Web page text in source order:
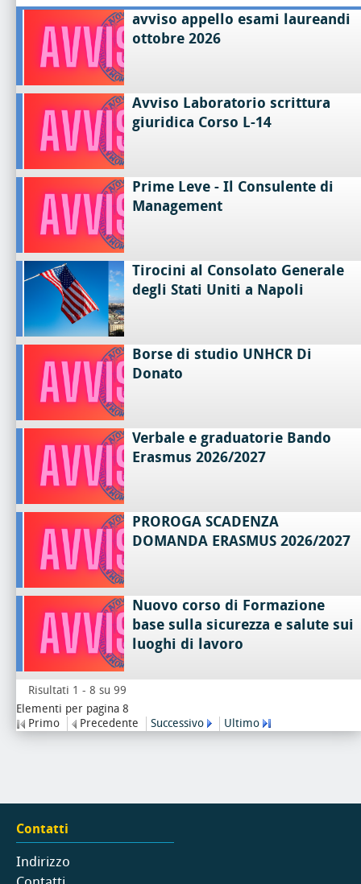
avviso appello esami laureandi
ottobre 2026
Avviso Laboratorio scrittura
giuridica Corso L-14
Prime Leve - Il Consulente di
Management
Tirocini al Consolato Generale
degli Stati Uniti a Napoli
Borse di studio UNHCR Di
Donato
Verbale e graduatorie Bando
Erasmus 2026/2027
PROROGA SCADENZA
DOMANDA ERASMUS 2026/2027
Nuovo corso di Formazione
base sulla sicurezza e salute sui
luoghi di lavoro
Risultati 1 - 8 su 99
Elementi per pagina 8
Primo
Precedente Successivo Ultimo
Contatti
Indirizzo